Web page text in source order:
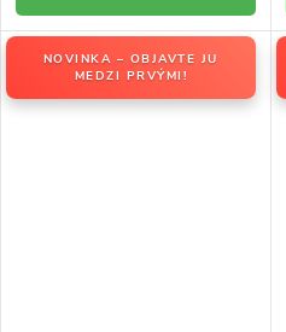
NOVINKA – OBJAVTE JU
MEDZI PRVÝMI!